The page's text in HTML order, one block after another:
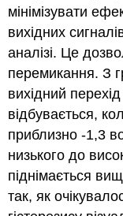
мінімізувати
вихідних
аналізі. Це
перемикання. З
вихідний
відбувається,
приблизно -1,3
низького до
піднімається
так, як